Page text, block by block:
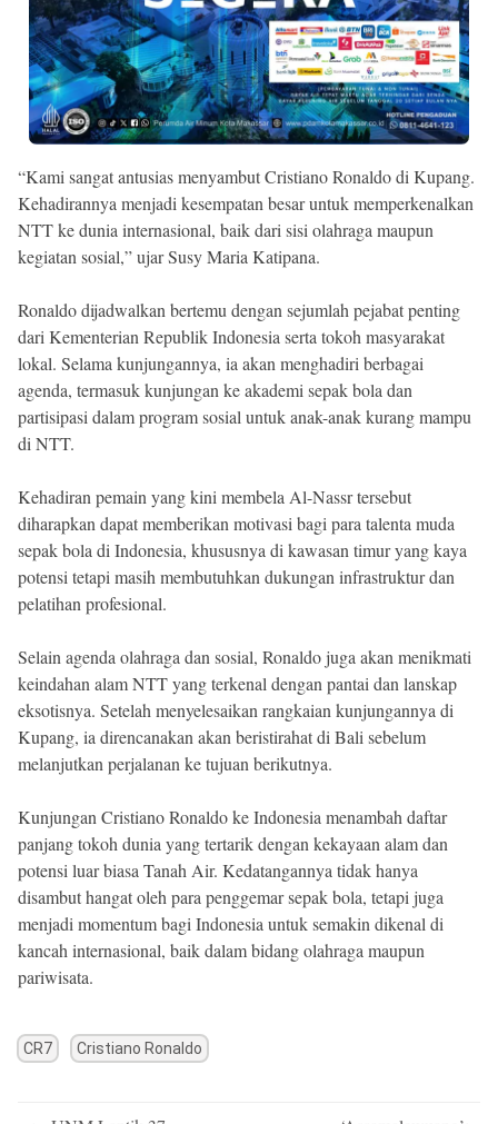
“Kami sangat antusias menyambut Cristiano Ronaldo di Kupang.
Kehadirannya menjadi kesempatan besar untuk memperkenalkan
NTT ke dunia internasional, baik dari sisi olahraga maupun
kegiatan sosial,” ujar Susy Maria Katipana.
Ronaldo dijadwalkan bertemu dengan sejumlah pejabat penting
dari Kementerian Republik Indonesia serta tokoh masyarakat
lokal. Selama kunjungannya, ia akan menghadiri berbagai
agenda, termasuk kunjungan ke akademi sepak bola dan
partisipasi dalam program sosial untuk anak-anak kurang mampu
di NTT.
Kehadiran pemain yang kini membela Al-Nassr tersebut
diharapkan dapat memberikan motivasi bagi para talenta muda
sepak bola di Indonesia, khususnya di kawasan timur yang kaya
potensi tetapi masih membutuhkan dukungan infrastruktur dan
pelatihan profesional.
Selain agenda olahraga dan sosial, Ronaldo juga akan menikmati
keindahan alam NTT yang terkenal dengan pantai dan lanskap
eksotisnya. Setelah menyelesaikan rangkaian kunjungannya di
Kupang, ia direncanakan akan beristirahat di Bali sebelum
melanjutkan perjalanan ke tujuan berikutnya.
Kunjungan Cristiano Ronaldo ke Indonesia menambah daftar
panjang tokoh dunia yang tertarik dengan kekayaan alam dan
potensi luar biasa Tanah Air. Kedatangannya tidak hanya
disambut hangat oleh para penggemar sepak bola, tetapi juga
menjadi momentum bagi Indonesia untuk semakin dikenal di
kancah internasional, baik dalam bidang olahraga maupun
pariwisata.
CR7 Cristiano Ronaldo